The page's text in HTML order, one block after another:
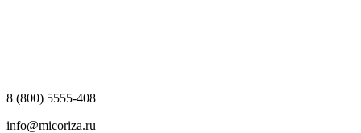
8 (800) 5555-408
info@micoriza.ru